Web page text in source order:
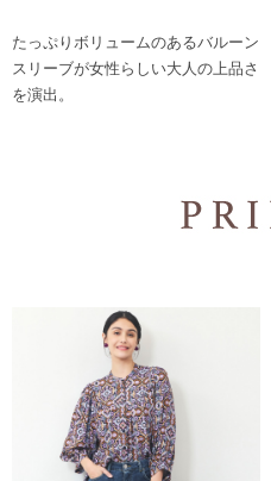
たっぷりボリュームのあるバルーン
スリーブが女性らしい大人の上品さ
を演出。